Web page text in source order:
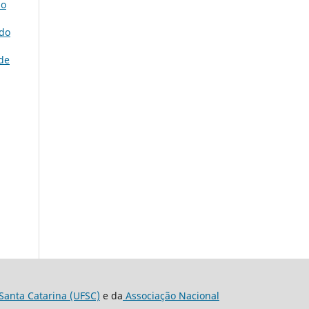
Catarina (UFSC) e da Associação Nacional